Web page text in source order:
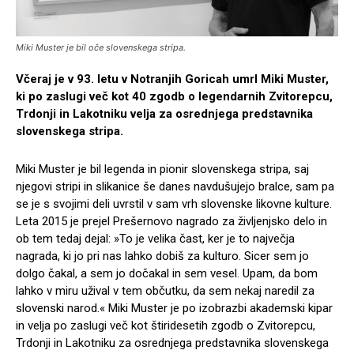
Miki Muster je bil oče slovenskega stripa.
Včeraj je v 93. letu v Notranjih Goricah umrl Miki Muster,
ki po zaslugi več kot 40 zgodb o legendarnih Zvitorepcu,
Trdonji in Lakotniku velja za osrednjega predstavnika
slovenskega stripa.
Miki Muster je bil legenda in pionir slovenskega stripa, saj
njegovi stripi in slikanice še danes navdušujejo bralce, sam pa
se je s svojimi deli uvrstil v sam vrh slovenske likovne kulture.
Leta 2015 je prejel Prešernovo nagrado za življenjsko delo in
ob tem tedaj dejal: »To je velika čast, ker je to največja
nagrada, ki jo pri nas lahko dobiš za kulturo. Sicer sem jo
dolgo čakal, a sem jo dočakal in sem vesel. Upam, da bom
lahko v miru užival v tem občutku, da sem nekaj naredil za
slovenski narod.« Miki Muster je po izobrazbi akademski kipar
in velja po zaslugi več kot štiridesetih zgodb o Zvitorepcu,
Trdonji in Lakotniku za osrednjega predstavnika slovenskega